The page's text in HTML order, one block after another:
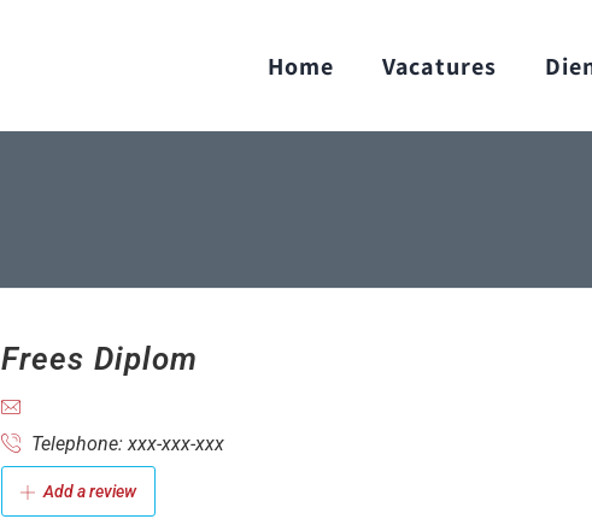
Home Vacatures
Frees Diplom
Telephone: xxx-xxx-xxx
Add a review